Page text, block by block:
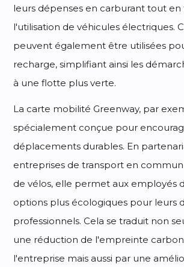
leurs dépenses en carburant tout en
l'utilisation de véhicules électriques.
peuvent également être utilisées
recharge, simplifiant ainsi les
à une flotte plus verte.
La carte mobilité Greenway, par
spécialement conçue pour
déplacements durables. En
entreprises de transport en
de vélos, elle permet aux employés
options plus écologiques pour leurs
professionnels. Cela se traduit non
une réduction de l'empreinte
l'entreprise mais aussi par une